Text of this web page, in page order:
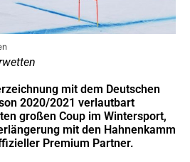
mit dem Deutschen
2020/2021 verlautbart
großen Coup im Wintersport,
mit den Hahnenkamm
Premium Partner.